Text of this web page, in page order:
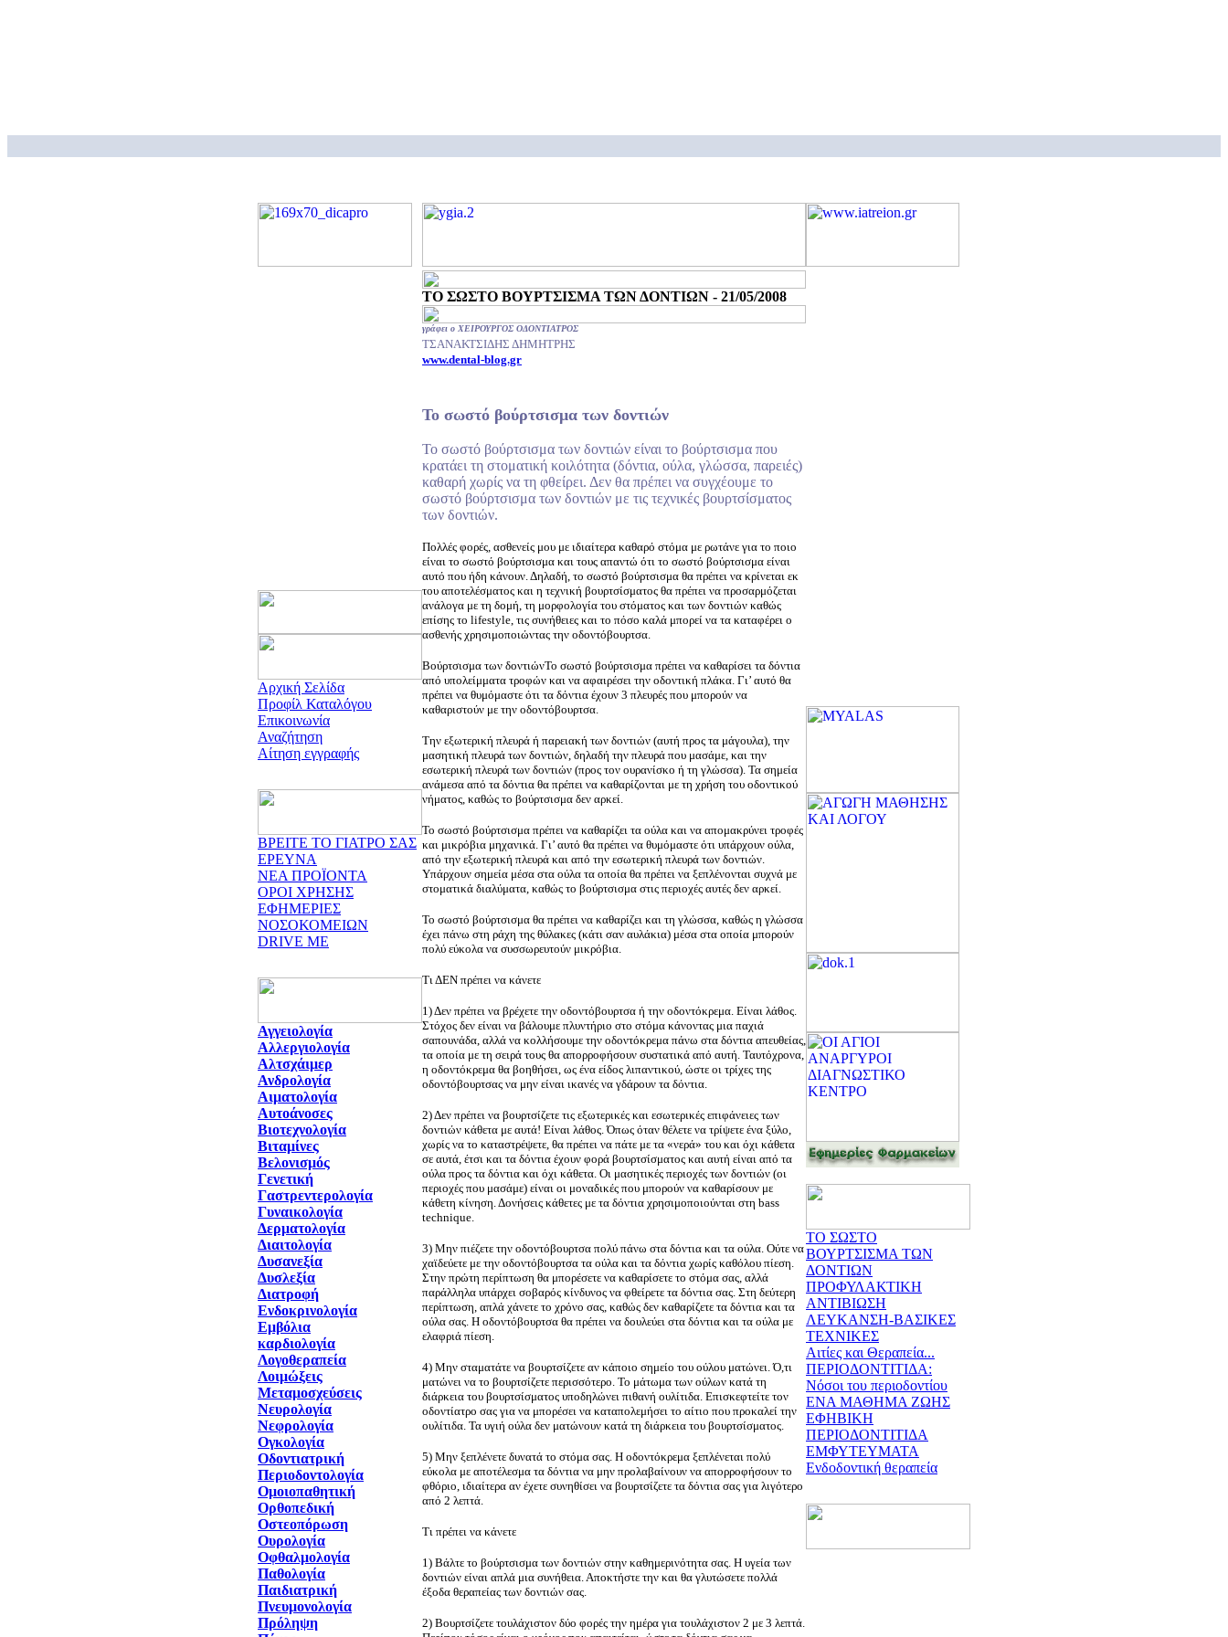
Αρχική Σελίδα
Προφίλ Καταλόγου
Επικοινωνία
Αναζήτηση
Αίτηση εγγραφής
ΒΡΕΙΤΕ ΤΟ ΓΙΑΤΡΟ ΣΑΣ
ΕΡΕΥΝΑ
ΝΕΑ ΠΡΟΪΟΝΤΑ
ΟΡΟΙ ΧΡΗΣΗΣ
ΕΦΗΜΕΡΙΕΣ
ΝΟΣΟΚΟΜΕΙΩΝ
DRIVE ME
Αγγειολογία
Αλλεργιολογία
Αλτσχάιμερ
Ανδρολογία
Αιματολογία
Αυτοάνοσες
Βιοτεχνολογία
Βιταμίνες
Βελονισμός
Γενετική
Γαστρεντερολογία
Γυναικολογία
Δερματολογία
Διαιτολογία
Δυσανεξία
Δυσλεξία
Διατροφή
Ενδοκρινολογία
Εμβόλια
καρδιολογία
Λογοθεραπεία
Λοιμώξεις
Μεταμοσχεύσεις
Νευρολογία
Νεφρολογία
Ογκολογία
Οδοντιατρική
Περιοδοντολογία
Ομοιοπαθητική
Ορθοπεδική
Οστεοπόρωση
Ουρολογία
Οφθαλμολογία
Παθολογία
Παιδιατρική
Πνευμονολογία
Πρόληψη
ΤΟ ΣΩΣΤΟ ΒΟΥΡΤΣΙΣΜΑ ΤΩΝ ΔΟΝΤΙΩΝ - 21/05/2008
γράφει ο ΧΕΙΡΟΥΡΓΟΣ ΟΔΟΝΤΙΑΤΡΟΣ
ΤΣΑΝΑΚΤΣΙΔΗΣ ΔΗΜΗΤΡΗΣ
www.dental-blog.gr
Το σωστό βούρτσισμα των δοντιών
Το σωστό βούρτσισμα των δοντιών είναι το βούρτσισμα που
κρατάει τη στοματική κοιλότητα (δόντια, ούλα, γλώσσα, παρειές)
καθαρή χωρίς να τη φθείρει. Δεν θα πρέπει να συγχέουμε το
σωστό βούρτσισμα των δοντιών με τις τεχνικές βουρτσίσματος
των δοντιών.
Πολλές φορές, ασθενείς μου με ιδιαίτερα καθαρό στόμα με ρωτάνε για το ποιο
είναι το σωστό βούρτσισμα και τους απαντώ ότι το σωστό βούρτσισμα είναι
αυτό που ήδη κάνουν. Δηλαδή, το σωστό βούρτσισμα θα πρέπει να κρίνεται εκ
του αποτελέσματος και η τεχνική βουρτσίσματος θα πρέπει να προσαρμόζεται
ανάλογα με τη δομή, τη μορφολογία του στόματος και των δοντιών καθώς
επίσης το lifestyle, τις συνήθειες και το πόσο καλά μπορεί να τα καταφέρει ο
ασθενής χρησιμοποιώντας την οδοντόβουρτσα.
Βούρτσισμα των δοντιώνΤο σωστό βούρτσισμα πρέπει να καθαρίσει τα δόντια
από υπολείμματα τροφών και να αφαιρέσει την οδοντική πλάκα. Γι’ αυτό θα
πρέπει να θυμόμαστε ότι τα δόντια έχουν 3 πλευρές που μπορούν να
καθαριστούν με την οδοντόβουρτσα.
Την εξωτερική πλευρά ή παρειακή των δοντιών (αυτή προς τα μάγουλα), την
μασητική πλευρά των δοντιών, δηλαδή την πλευρά που μασάμε, και την
εσωτερική πλευρά των δοντιών (προς τον ουρανίσκο ή τη γλώσσα). Τα σημεία
ανάμεσα από τα δόντια θα πρέπει να καθαρίζονται με τη χρήση του οδοντικού
νήματος, καθώς το βούρτσισμα δεν αρκεί.
Το σωστό βούρτσισμα πρέπει να καθαρίζει τα ούλα και να απομακρύνει τροφές
και μικρόβια μηχανικά. Γι’ αυτό θα πρέπει να θυμόμαστε ότι υπάρχουν ούλα,
από την εξωτερική πλευρά και από την εσωτερική πλευρά των δοντιών.
Υπάρχουν σημεία μέσα στα ούλα τα οποία θα πρέπει να ξεπλένονται συχνά με
στοματικά διαλύματα, καθώς το βούρτσισμα στις περιοχές αυτές δεν αρκεί.
Το σωστό βούρτσισμα θα πρέπει να καθαρίζει και τη γλώσσα, καθώς η γλώσσα
έχει πάνω στη ράχη της θύλακες (κάτι σαν αυλάκια) μέσα στα οποία μπορούν
πολύ εύκολα να συσσωρευτούν μικρόβια.
Τι ΔΕΝ πρέπει να κάνετε
1) Δεν πρέπει να βρέχετε την οδοντόβουρτσα ή την οδοντόκρεμα. Είναι λάθος.
Στόχος δεν είναι να βάλουμε πλυντήριο στο στόμα κάνοντας μια παχιά
σαπουνάδα, αλλά να κολλήσουμε την οδοντόκρεμα πάνω στα δόντια απευθείας,
τα οποία με τη σειρά τους θα απορροφήσουν συστατικά από αυτή. Ταυτόχρονα,
η οδοντόκρεμα θα βοηθήσει, ως ένα είδος λιπαντικού, ώστε οι τρίχες της
οδοντόβουρτσας να μην είναι ικανές να γδάρουν τα δόντια.
2) Δεν πρέπει να βουρτσίζετε τις εξωτερικές και εσωτερικές επιφάνειες των
δοντιών κάθετα με αυτά! Είναι λάθος. Όπως όταν θέλετε να τρίψετε ένα ξύλο,
χωρίς να το καταστρέψετε, θα πρέπει να πάτε με τα «νερά» του και όχι κάθετα
σε αυτά, έτσι και τα δόντια έχουν φορά βουρτσίσματος και αυτή είναι από τα
ούλα προς τα δόντια και όχι κάθετα. Οι μασητικές περιοχές των δοντιών (οι
περιοχές που μασάμε) είναι οι μοναδικές που μπορούν να καθαρίσουν με
κάθετη κίνηση. Δονήσεις κάθετες με τα δόντια χρησιμοποιούνται στη bass
technique.
3) Μην πιέζετε την οδοντόβουρτσα πολύ πάνω στα δόντια και τα ούλα. Ούτε να
χαϊδεύετε με την οδοντόβουρτσα τα ούλα και τα δόντια χωρίς καθόλου πίεση.
Στην πρώτη περίπτωση θα μπορέσετε να καθαρίσετε το στόμα σας, αλλά
παράλληλα υπάρχει σοβαρός κίνδυνος να φθείρετε τα δόντια σας. Στη δεύτερη
περίπτωση, απλά χάνετε το χρόνο σας, καθώς δεν καθαρίζετε τα δόντια και τα
ούλα σας. Η οδοντόβουρτσα θα πρέπει να δουλεύει στα δόντια και τα ούλα με
ελαφριά πίεση.
4) Μην σταματάτε να βουρτσίζετε αν κάποιο σημείο του ούλου ματώνει. Ό,τι
ματώνει να το βουρτσίζετε περισσότερο. Το μάτωμα των ούλων κατά τη
διάρκεια του βουρτσίσματος υποδηλώνει πιθανή ουλίτιδα. Επισκεφτείτε τον
οδοντίατρο σας για να μπορέσει να καταπολεμήσει το αίτιο που προκαλεί την
ουλίτιδα. Τα υγιή ούλα δεν ματώνουν κατά τη διάρκεια του βουρτσίσματος.
5) Μην ξεπλένετε δυνατά το στόμα σας. Η οδοντόκρεμα ξεπλένεται πολύ
εύκολα με αποτέλεσμα τα δόντια να μην προλαβαίνουν να απορροφήσουν το
φθόριο, ιδιαίτερα αν έχετε συνηθίσει να βουρτσίζετε τα δόντια σας για λιγότερο
από 2 λεπτά.
Tι πρέπει να κάνετε
1) Βάλτε το βούρτσισμα των δοντιών στην καθημερινότητα σας. Η υγεία των
δοντιών είναι απλά μια συνήθεια. Αποκτήστε την και θα γλυτώσετε πολλά
έξοδα θεραπείας των δοντιών σας.
2) Βουρτσίζετε τουλάχιστον δύο φορές την ημέρα για τουλάχιστον 2 με 3 λεπτά.
ΤΟ ΣΩΣΤΟ
ΒΟΥΡΤΣΙΣΜΑ ΤΩΝ
ΔΟΝΤΙΩΝ
ΠΡΟΦΥΛΑΚΤΙΚΗ
ΑΝΤΙΒΙΩΣΗ
ΛΕΥΚΑΝΣΗ-ΒΑΣΙΚΕΣ
ΤΕΧΝΙΚΕΣ
Αιτίες και Θεραπεία...
ΠΕΡΙΟΔΟΝΤΙΤΙΔΑ:
Νόσοι του περιοδοντίου
ΕΝΑ ΜΑΘΗΜΑ ΖΩΗΣ
ΕΦΗΒΙΚΗ
ΠΕΡΙΟΔΟΝΤΙΤΙΔΑ
ΕΜΦΥΤΕΥΜΑΤΑ
Eνδοδοντική θεραπεία